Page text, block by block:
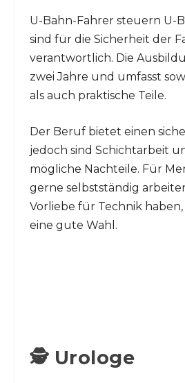
U-Bahn-Fahrer steuern U-
sind für die Sicherheit der
verantwortlich. Die
zwei Jahre und umfasst
als auch praktische Teile.
Der Beruf bietet einen
jedoch sind Schichtarbeit
mögliche Nachteile. Für
gerne selbstständig
Vorliebe für Technik
eine gute Wahl.
🕵️ Urologe